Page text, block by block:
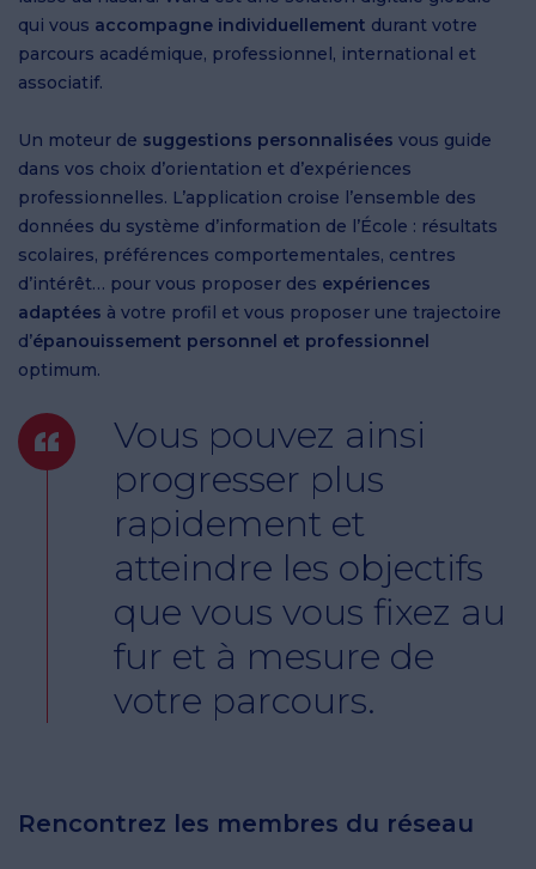
qui vous accompagne individuellement durant votre
parcours académique, professionnel, international et
associatif.
Un moteur de suggestions personnalisées vous guide
dans vos choix d’orientation et d’expériences
professionnelles. L’application croise l’ensemble des
données du système d’information de l’École : résultats
scolaires, préférences comportementales, centres
d’intérêt… pour vous proposer des expériences
adaptées à votre profil et vous proposer une trajectoire
d’épanouissement personnel et professionnel
optimum.
Vous pouvez ainsi
progresser plus
rapidement et
atteindre les objectifs
que vous vous fixez au
fur et à mesure de
votre parcours.
Rencontrez les membres du réseau